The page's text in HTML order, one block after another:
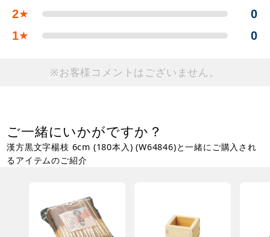
2★
0
1★ 0
※お客様コメントはございません。
ご一緒にいかがですか？
漢方黒文字楊枝 6cm (180本入) (W64846)と一緒にご購入され
るアイテムのご紹介